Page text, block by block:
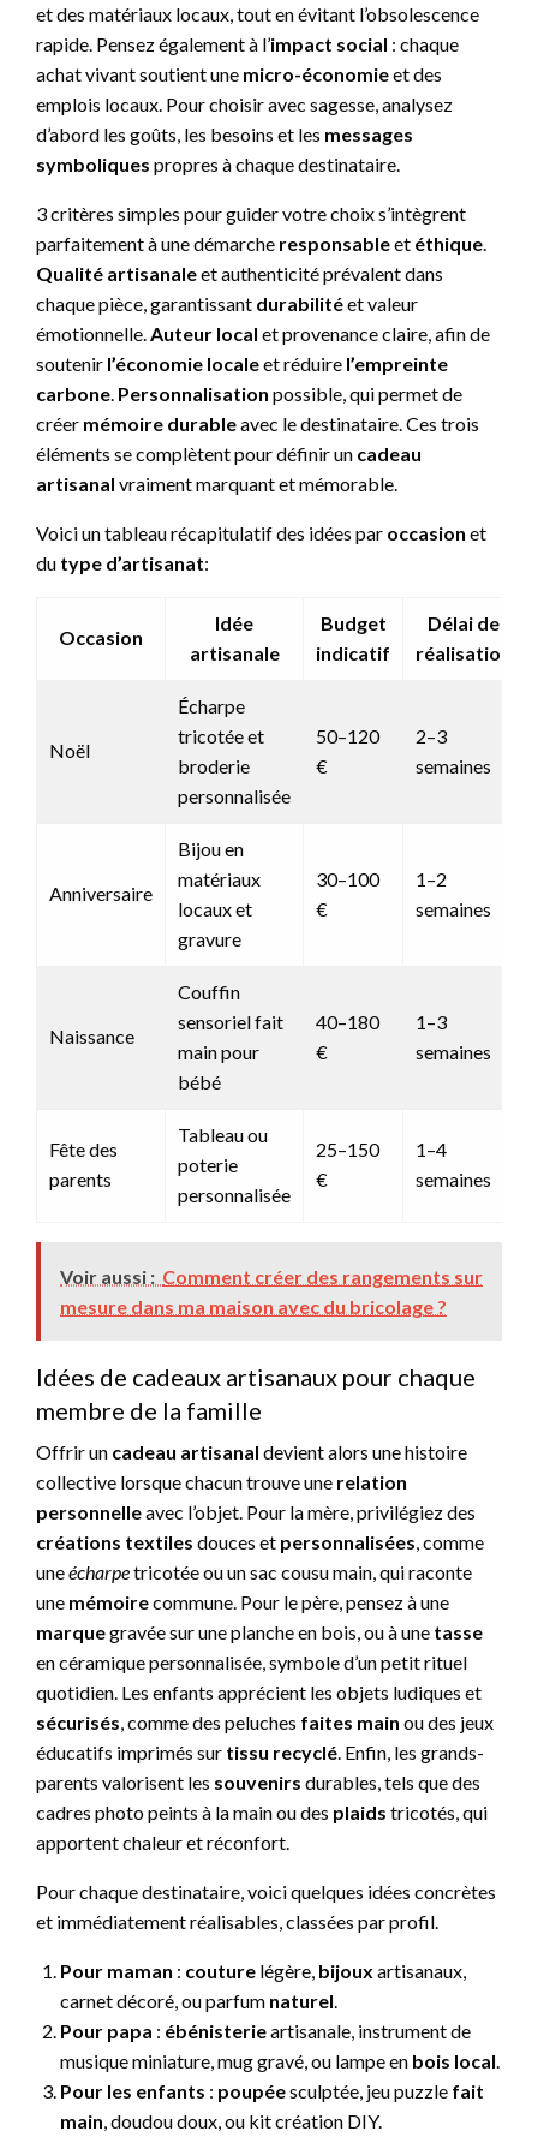
et des matériaux locaux, tout en évitant l’obsolescence
rapide. Pensez également à l’impact social : chaque
achat vivant soutient une micro-économieet des
emplois locaux. Pour choisir avec sagesse, analysez
d’abord les goûts, les besoins et les messages
symboliques propres à chaque destinataire.
3 critères simples pour guider votre choix s’intègrent
parfaitement à une démarche responsableet éthique
Qualité artisanaleet authenticité prévalent dans
chaque pièce, garantissant durabilitéet valeur
émotionnelle. Auteur local et provenance claire, afin de
soutenir l’économie localeet réduire l’empreinte
carbone Personnalisation possible, qui permet de
créer mémoire durableavec le destinataire. Ces trois
éléments se complètent pour définir un cadeau
artisanal vraiment marquant et mémorable.
Voici un tableau récapitulatif des idées par occasion et
du type d’artisanat:
Occasion
Idée
artisanale
Budget
indicatif
Délai de
réalisation
Noël
Écharpe
tricotée et
broderie
personnalisée
50–120
€
2–3
semaines
Anniversaire
Bijou en
matériaux
locaux et
gravure
30–100
€
1–2
semaines
Naissance
Couffin
sensoriel fait
main pour
bébé
40–180
€
1–3
semaines
Fête des
parents
Tableau ou
poterie
personnalisée
25–150
€
1–4
semaines
Voir aussi : Comment créer des rangements sur
mesure dans ma maison avec du bricolage ?
Idées de cadeaux artisanaux pour chaque
membre de la famille
Offrir un cadeau artisanal devient alors une histoire
collective lorsque chacun trouve une relation
personnelleavec l’objet. Pour la mère, privilégiez des
créations textiles douces et personnalisées , comme
uneécharpetricotée ou un sac cousu main, qui raconte
une mémoirecommune. Pour le père, pensez à une
marquegravée sur une planche en bois, ou à une tasse
en céramique personnalisée, symbole d’un petit rituel
quotidien. Les enfants apprécient les objets ludiques et
sécurisés , comme des peluches faites main ou des jeux
éducatifs imprimés sur tissu recyclé . Enfin, les grands-
parents valorisent les souvenirs durables, tels que des
cadres photo peints à la main ou des plaids tricotés, qui
apportent chaleur et réconfort.
Pour chaque destinataire, voici quelques idées concrètes
et immédiatement réalisables, classées par profil.
Pour maman : couture légère, bijoux artisanaux,
carnet décoré, ou parfum naturel
Pour papa : ébénisterieartisanale, instrument de
musique miniature, mug gravé, ou lampe en bois local
Pour les enfants : poupéesculptée, jeu puzzle fait
main , doudou doux, ou kit création DIY.